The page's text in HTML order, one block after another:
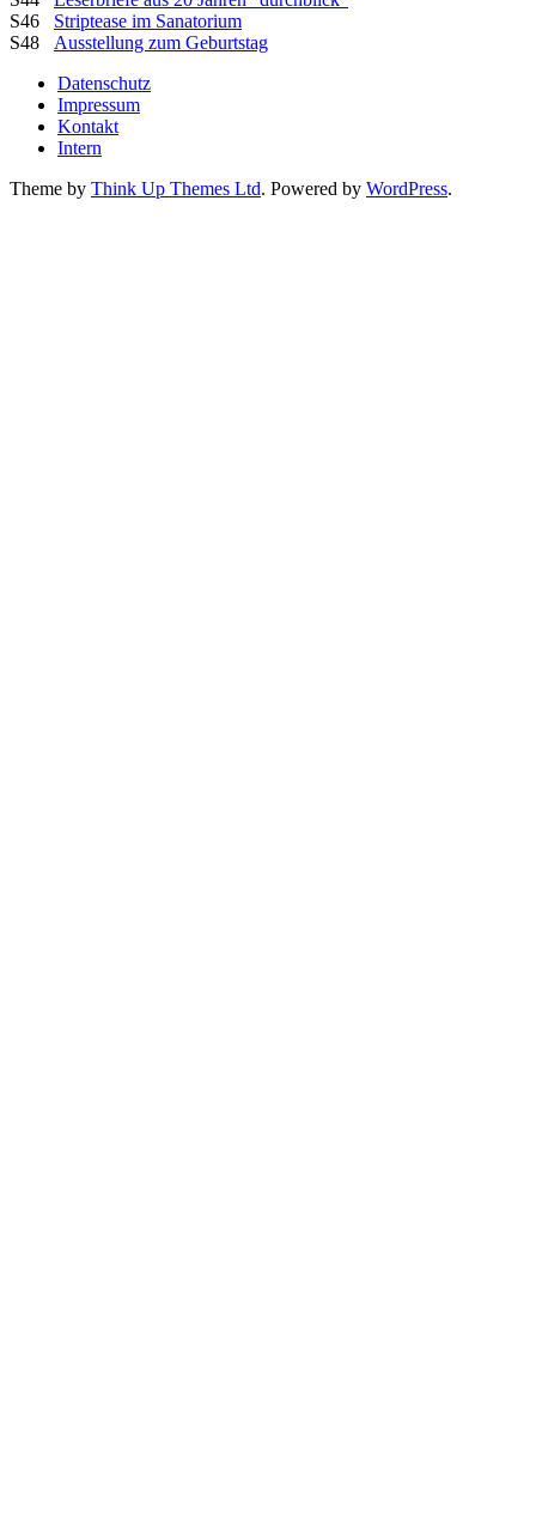
S46 Striptease im Sanatorium
S48 Ausstellung zum Geburtstag
Datenschutz
Impressum
Kontakt
Intern
Theme by Think Up Themes Ltd. Powered by WordPress.